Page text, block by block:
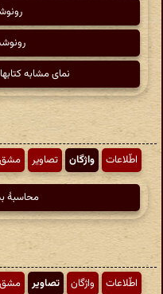
نمای مشابه
اطّلاعات واژگان تصاویر
محاسبهٔ
اطّلاعات واژگان تصاویر